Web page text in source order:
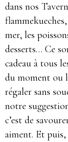
dans nos
mer, les
desserts… Ce
cadeau à tous
du moment ou
régaler sans
notre
c’est de
aiment. Et